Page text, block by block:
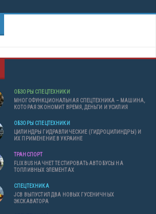
ОБЗОРЫ СПЕЦТЕХНИКИ
МНОГОФУНКЦИОНАЛЬНАЯ СПЕЦТЕХНИКА – МАШИНА,
КОТОРАЯ ЭКОНОМИТ ВРЕМЯ, ДЕНЬГИ И УСИЛИЯ
ОБЗОРЫ СПЕЦТЕХНИКИ
ЦИЛИНДРЫ ГИДРАВЛИЧЕСКИЕ (ГИДРОЦИЛИНДРЫ) И
ИХ ПРИМЕНЕНИЕ В УКРАИНЕ
ТРАНСПОРТ
FLIXBUS НАЧНЕТ ТЕСТИРОВАТЬ АВТОБУСЫ НА
ТОПЛИВНЫХ ЭЛЕМЕНТАХ
СПЕЦТЕХНИКА
JCB ВЫПУСТИЛ ДВА НОВЫХ ГУСЕНИЧНЫХ
ЭКСКАВАТОРА